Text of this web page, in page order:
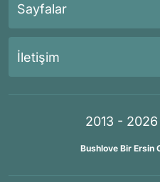
Sayfalar
İletişim
2013 -
Bushlove Bir Ersin